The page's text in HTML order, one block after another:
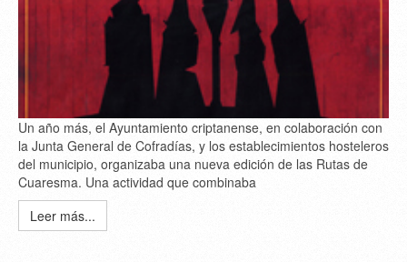
Un año más, el Ayuntamiento criptanense, en colaboración con
la Junta General de Cofradías, y los establecimientos hosteleros
del municipio, organizaba una nueva edición de las Rutas de
Cuaresma. Una actividad que combinaba
Leer más...